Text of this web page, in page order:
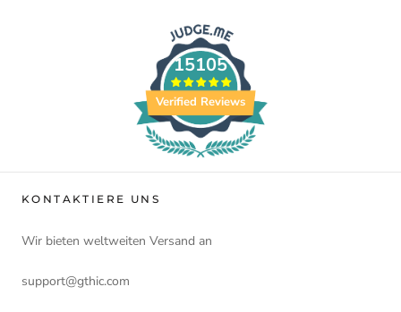
15105
Verified Reviews
KONTAKTIERE UNS
Wir bieten weltweiten Versand an
support@gthic.com